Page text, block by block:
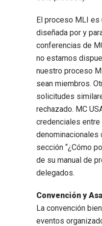
El proceso MLI es
diseñada por y
conferencias de
no estamos
nuestro proceso
sean miembros.
solicitudes
rechazado. MC
credenciales
denominacionales
sección “¿Cómo
de su manual de
delegados.
Convención y
La convención
eventos